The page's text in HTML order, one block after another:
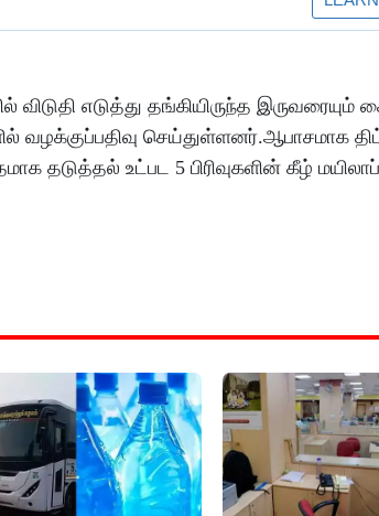
எடுத்து தங்கியிருந்த இருவரையும்
வழக்குப்பதிவு செய்துள்ளனர்.ஆபாசமாக
தடுத்தல் உட்பட 5 பிரிவுகளின் கீழ்